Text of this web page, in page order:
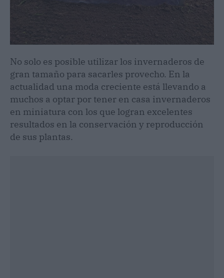
No solo es posible utilizar los invernaderos de
gran tamaño para sacarles provecho. En la
actualidad una moda creciente está llevando a
muchos a optar por tener en casa invernaderos
en miniatura con los que logran excelentes
resultados en la conservación y reproducción
de sus plantas.